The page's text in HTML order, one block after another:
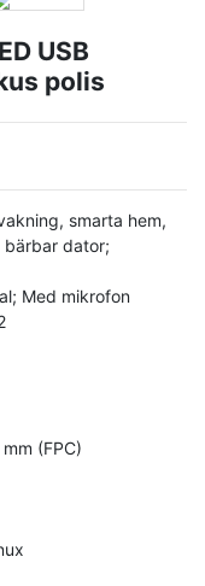
USB
polis
smarta hem,
dator;
Med mikrofon
(FPC)